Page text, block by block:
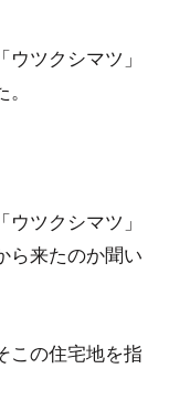
ツクシマツ」
ツクシマツ」
ら来たのか聞い
この住宅地を指